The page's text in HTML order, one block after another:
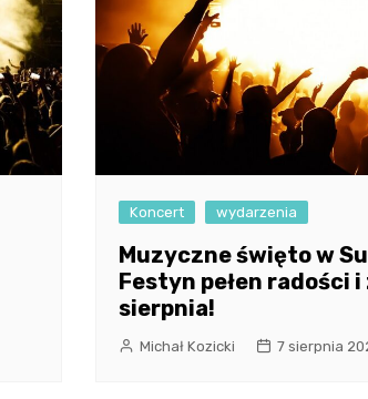
Koncert wydarzenia
Muzyczne święto w
Festyn pełen radości i
sierpnia!
Michał Kozicki 7 sierpnia